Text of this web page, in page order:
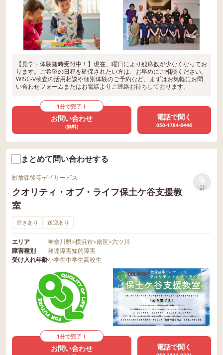
【見学・体験随時受付中！】現在、曜日により残席数が少なくなってお
ります。ご希望の日程を確保されたい方は、お早めにご相談ください。
WISC-V検査の活用相談や個別体験のご予約など、まずはお気軽にお問
い合わせフォームまたはお電話よりご連絡お待ちしております。
1分で完了！
お問い合わせ
(無料)
電話で聞く
050-1784-8446
まとめて問い合わせする
放課後等デイサービス
クオリティ・オブ・ライフ保土ケ谷支援教
室
リストに
保存
空きあり 送迎あり
エリア 神奈川県>横浜市>南区>六ツ川
障害種別
発達障害知的障害
受け入れ年齢小学生中学生高校生
1分で完了！
お問い合わせ 電話で聞く